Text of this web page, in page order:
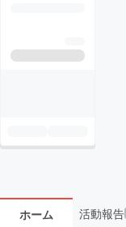
ホーム 活動報告